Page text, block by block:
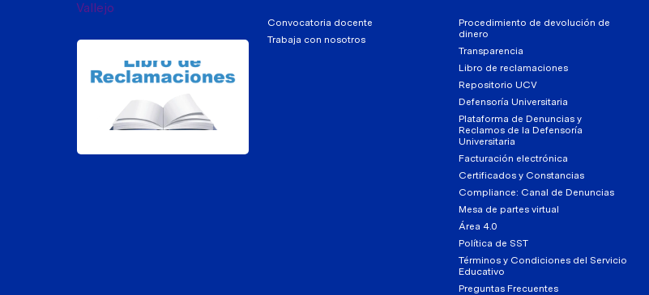
Convocatoria docente
Trabaja con nosotros
Procedimiento de devolución de
dinero
Transparencia
Libro de reclamaciones
Repositorio UCV
Defensoría Universitaria
Plataforma de Denuncias y
Reclamos de la Defensoría
Universitaria
Facturación electrónica
Certificados y Constancias
Compliance: Canal de Denuncias
Mesa de partes virtual
Área 4.0
Política de SST
Términos y Condiciones del Servicio
Educativo
Preguntas Frecuentes